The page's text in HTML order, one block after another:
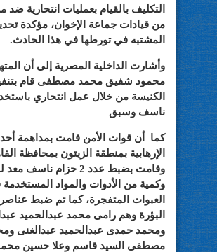
التكليف بالقيام بعمليات انتحارية ضد
من قيادات جماعة الإخوان، مؤكدة
المشتبه في تورطها في هذا الحادث.
وأشارت الداخلية المصرية إلى أن
محمود شفيق محمد مصطفى قام
الكنيسة من خلال عمل انتحاري
ناسف وسبق
كما أن قوات الأمن قامت بمداهمة أحد
الإرهابية بمنطقة الزيتون بمحافظة
وقامت بضبط عدد 2 حزام ناسف
وكمية من الأدوات والمواد
العبوات المتفجرة، كما تم ضبط
البؤرة وهم رامى محمد عبدالحميد
ومحمد حمدى عبدالحميد عبدالغنى
مصطفى السيد قاسم وعلا حسين